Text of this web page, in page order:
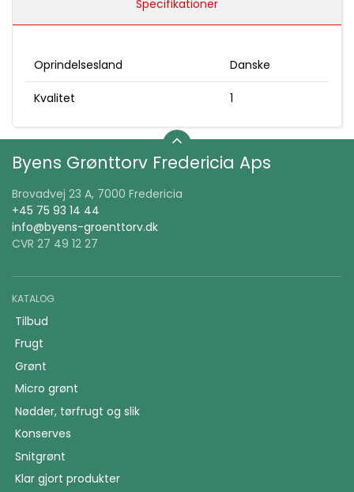
Specifikationer
Oprindelsesland Danske
Kvalitet 1
Byens Grønttorv Fredericia Aps
Brovadvej 23 A, 7000 Fredericia
+45 75 93 14 44
info@byens-groenttorv.dk
CVR 27 49 12 27
KATALOG
Tilbud
Frugt
Grønt
Micro grønt
Nødder, tørfrugt og slik
Konserves
Snitgrønt
Klar gjort produkter